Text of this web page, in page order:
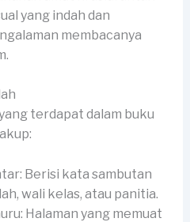
yang indah dan
membacanya
terdapat dalam buku
Berisi kata sambutan
wali kelas, atau panitia.
Halaman yang memuat